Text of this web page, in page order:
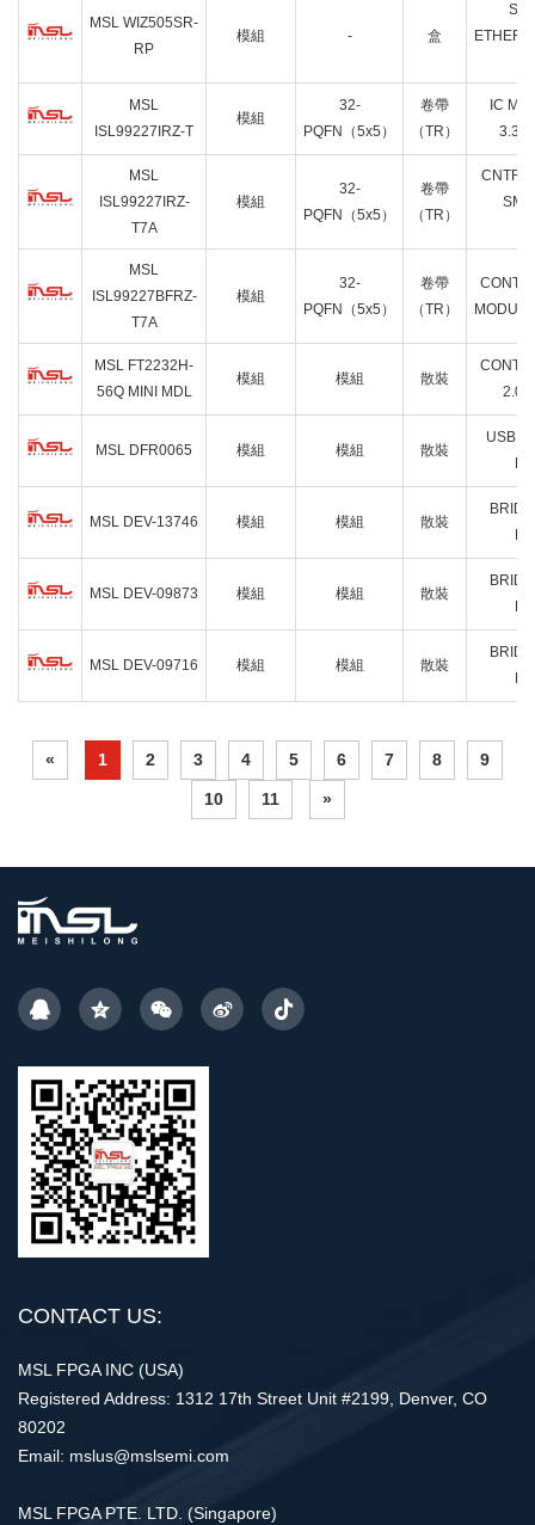
MSL WIZ505SR-
RP
模組 - 盒
MSL
ISL99227IRZ-T
模組
32-
PQFN（5x5）
卷帶
（TR）
IC
3.3V
MSL
ISL99227IRZ-
T7A
模組
32-
PQFN（5x5）
卷帶
（TR）
MSL
ISL99227BFRZ-
T7A
模組
32-
PQFN（5x5）
卷帶
（TR）
MSL FT2232H-
56Q MINI MDL
模組 模組 散裝
2.0
MSL DFR0065 模組 模組 散裝
USB
MSL DEV-13746 模組 模組 散裝
MSL DEV-09873 模組 模組 散裝
MSL DEV-09716 模組 模組 散裝
« 1 2 3 4 5 6 7 8 9
10 11 »
CONTACT US:
MSL FPGA INC (USA)
Registered Address: 1312 17th Street Unit #2199, Denver, CO
80202
Email: mslus@mslsemi.com
MSL FPGA PTE. LTD. (Singapore)